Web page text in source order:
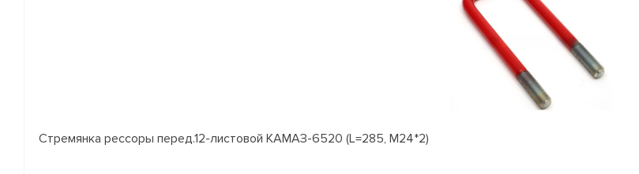
Стремянка рессоры перед.12-листовой КАМАЗ-6520 (L=285, М24*2)